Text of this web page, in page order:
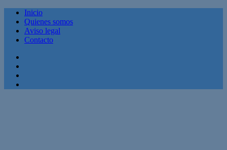
Inicio
Quienes somos
Aviso legal
Contacto